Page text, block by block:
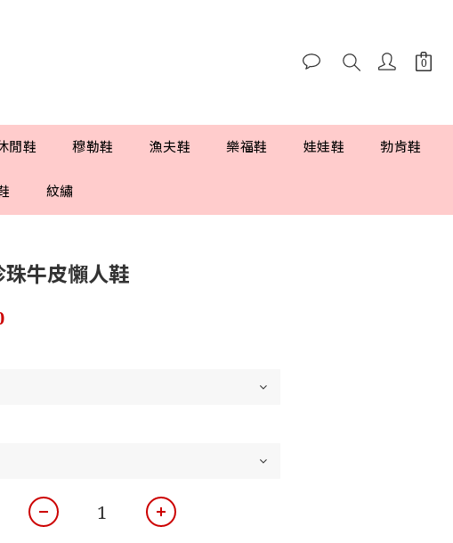
閒鞋 穆勒鞋 漁夫鞋 樂福鞋 娃娃鞋 勃肯鞋
紋繡
牛皮懶人鞋